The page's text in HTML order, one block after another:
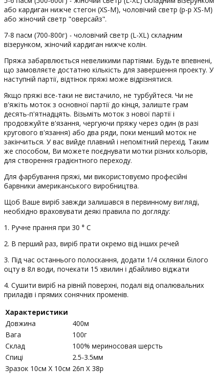
або кардиган нижче стегон (XS-M), чоловічий светр (р-р XS-M)
або жіночий светр "оверсайз".
7-8 пасм (700-800г) - чоловічий светр (L-XL) складним
візерунком, жіночий кардиган нижче колін.
Пряжа забарвлюється невеликими партіями. Будьте впевнені,
що замовляєте достатню кількість для завершення проекту. У
наступній партії, відтінок пряжі може відрізнятися.
Якщо пряжі все-таки не вистачило, не турбуйтеся. Чи не
в'яжіть моток з основної партії до кінця, залиште грам
десять-п'ятнадцять. Візьміть моток з нової партії і
продовжуйте в'язання, чергуючи пряжу через один (в разі
кругового в'язання) або два ряди, поки менший моток не
закінчиться. У вас вийде плавний і непомітний перехід. Таким
же способом, Ви можете поєднувати мотки різних кольорів,
для створення градієнтного переходу.
Для фарбування пряжі, ми використовуємо професійні
барвники американського виробництва.
Щоб Ваше виріб завжди залишався в первинному вигляді,
необхідно враховувати деякі правила по догляду:
1. Ручне прання при 30 ° С
2. В перший раз, виріб прати окремо від інших речей
3. Під час останнього полоскання, додати 1/4 склянки білого
оцту в 8л води, почекати 15 хвилин і дбайливо віджати
4. Сушити виріб на рівній поверхні, подалі від опалювальних
приладів і прямих сонячних променів.
Характеристики
Довжина
400м
Вага
100г
Склад
100% мериносовая шерсть
Спиці
2.5-3.5мм
Зразок 10см Х 10см 26п X 38р